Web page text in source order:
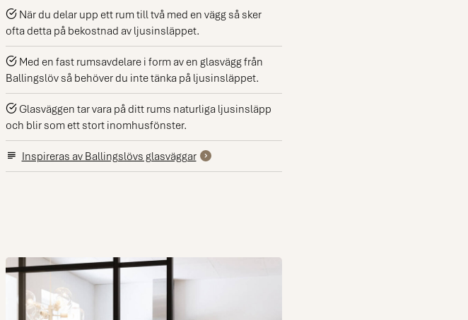
de mindre
ytorna. Du kan få
ett eget
hemmakontor på
liten yta eller om
du vill dölja
något såsom
klädställningar
och tvättkorgar.
När du delar upp ett rum till två med en vägg så sker
ofta detta på bekostnad av ljusinsläppet.
Med en fast rumsavdelare i form av en glasvägg från
Ballingslöv så behöver du inte tänka på ljusinsläppet.
Glasväggen tar vara på ditt rums naturliga ljusinsläpp
och blir som ett stort inomhusfönster.
Inspireras av Ballingslövs glasväggar